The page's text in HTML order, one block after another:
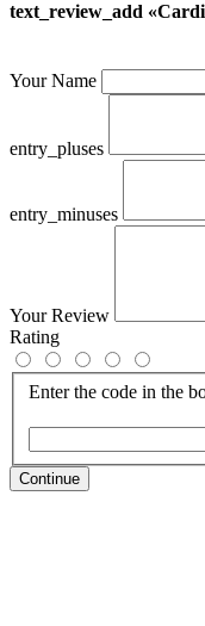
text_review_add
Your Name
entry_pluses
entry_minuses
Your Review
Rating
Enter the code in the
Continue